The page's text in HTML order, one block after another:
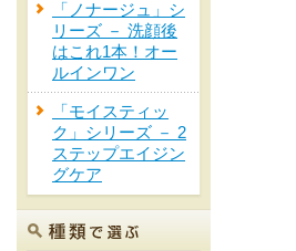
「ノナージュ」シ
リーズ － 洗顔後
はこれ1本！オー
ルインワン
「モイスティッ
ク」シリーズ － 2
ステップエイジン
グケア